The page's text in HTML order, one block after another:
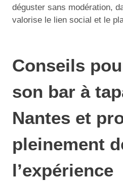
déguster sans modération,
valorise le lien social et le
Conseils
son bar à
Nantes et
pleinement
l’expérience